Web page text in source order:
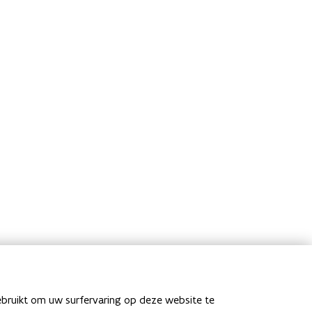
om uw surfervaring op deze website te